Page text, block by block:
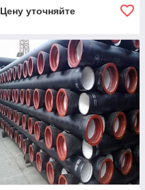
Цену уточняйте